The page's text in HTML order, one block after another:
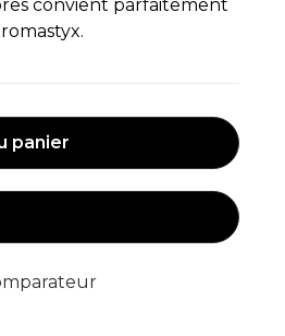
convient parfaitement
panier